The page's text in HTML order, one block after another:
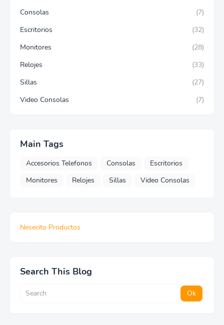
Consolas
(7)
Escritorios
(32)
Monitores
(28)
Relojes
(33)
Sillas
(27)
Video Consolas
(7)
Main Tags
Accesorios Telefonos Consolas
Escritorios
Monitores
Relojes Sillas Video Consolas
Nesecito Productos
Search This Blog